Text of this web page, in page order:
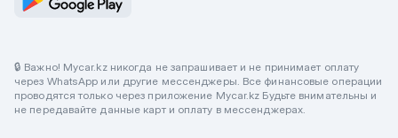
🔒 Важно! Mycar.kz никогда не запрашивает и не принимает оплату
через WhatsApp или другие мессенджеры. Все финансовые операции
проводятся только через приложение Mycar.kz Будьте внимательны и
не передавайте данные карт и оплату в мессенджерах.